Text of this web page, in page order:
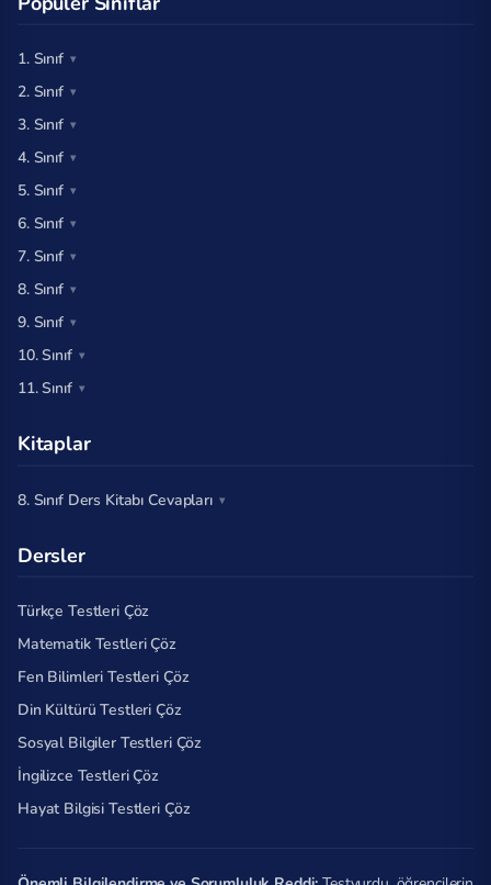
1. Sınıf
2. Sınıf
3. Sınıf
4. Sınıf
5. Sınıf
6. Sınıf
7. Sınıf
8. Sınıf
9. Sınıf
10. Sınıf
11. Sınıf
Kitaplar
8. Sınıf Ders Kitabı Cevapları
Dersler
Türkçe Testleri Çöz
Matematik Testleri Çöz
Fen Bilimleri Testleri Çöz
Din Kültürü Testleri Çöz
Sosyal Bilgiler Testleri Çöz
İngilizce Testleri Çöz
Hayat Bilgisi Testleri Çöz